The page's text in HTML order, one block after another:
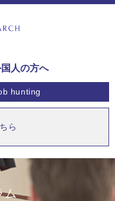
人の方へ
hunting
ら
ム